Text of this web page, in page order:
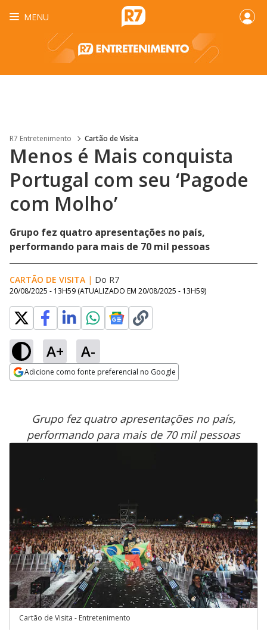
MENU
R7 Entretenimento Cartão de Visita
Menos é Mais conquista
Portugal com seu ‘Pagode
com Molho’
Grupo fez quatro apresentações no país,
performando para mais de 70 mil pessoas
CARTÃO DE VISITA | Do R7
20/08/2025 - 13H59 (ATUALIZADO EM 20/08/2025 - 13H59)
A+ A-
Adicione como fonte preferencial no Google
Grupo fez quatro apresentações no país,
performando para mais de 70 mil pessoas
Cartão de Visita - Entretenimento